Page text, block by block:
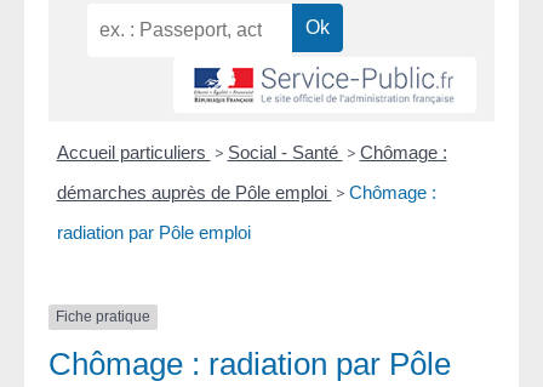
Accueil particuliers > Social - Santé > Chômage :
démarches auprès de Pôle emploi > Chômage :
radiation par Pôle emploi
Fiche pratique
Chômage : radiation par Pôle